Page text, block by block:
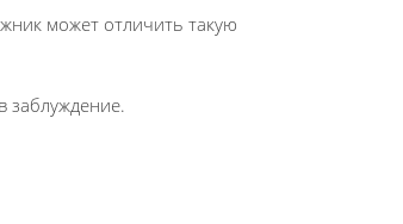
может отличить такую
заблуждение.